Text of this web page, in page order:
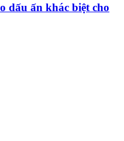
dấu ấn khác biệt cho